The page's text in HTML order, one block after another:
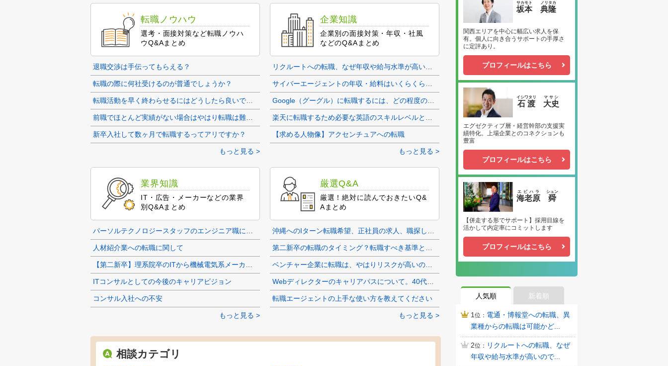
転職ノウハウ
選考・面接対策など転職ノウハ
ウQ&Aまとめ
退職交渉は手伝ってもらえる？
転職の際に何社受けるのが普通でしょうか？
新卒入社して数ヶ月で転職するってアリですか？
もっと見る >
企業知識
企業別の面接対策・年収・社風
などのQ&Aまとめ
リクルートへの転職、なぜ年収や給与水準が高いのでしょうか。
Google（グーグル）に転職するには、どの程度の英語が必要でしょうか？
【求める人物像】アクセンチュアへの転職
もっと見る >
業界知識
IT・広告・メーカーなどの業界
別Q&Aまとめ
人材紹介業への転職に関して
ITコンサルとしての今後のキャリアビジョン
コンサル入社への不安
もっと見る >
厳選Q&A
厳選！絶対に読んでおきたいQ&
Aまとめ
ベンチャー企業に転職は、やはりリスクが高いのでしょうか？
Webディレクターのキャリアパスについて。40代からのキャリアの相談。
転職エージェントの上手な使い方を教えてください
もっと見る >
相談カテゴリ
坂本
サカモト
典隆
ノリタカ
関西エリアを中心に幅広い求人を保
有。個人に向き合うサポートの手厚さ
に定評あり。
プロフィールはこちら
石渡
イシワタリ
大史
マサシ
エグゼクティブ層・経営幹部の支援実
績特化。上場企業とのコネクションも
豊富
プロフィールはこちら
海老原
エビハラ
舜
シュン
【併走する形でサポート】採用目線を
活かして内定率にコミットします
プロフィールはこちら
人気順 新着順
1 位： 電通・博報堂への転職、異
業種からの転職は可能かど...
2位： リクルートへの転職、なぜ
年収や給与水準が高いので...